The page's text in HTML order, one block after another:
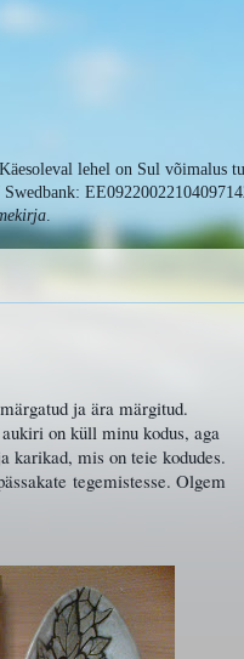
lehel on Sul võimalus
ja ära märgitud.
on küll minu kodus, aga
karikad, mis on teie kodudes.
tegemistesse. Olgem